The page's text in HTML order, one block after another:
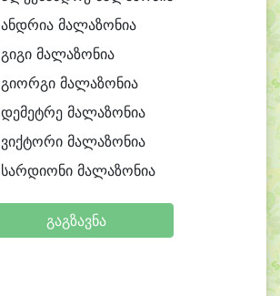
ანდრია მალაზონია
გიგი მალაზონია
გიორგი მალაზონია
დემეტრე მალაზონია
ვიქტორი მალაზონია
სარდიონი მალაზონია
გაგზავნა